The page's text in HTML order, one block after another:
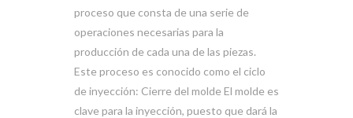
proceso que consta de una serie de
operaciones necesarias para la
producción de cada una de las piezas.
Este proceso es conocido como el ciclo
de inyección: Cierre del molde El molde es
clave para la inyección, puesto que dará la